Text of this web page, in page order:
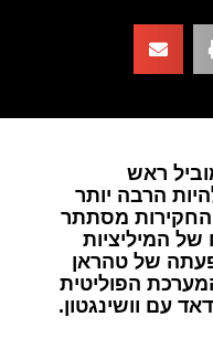
ראש
הרבה יותר
מסתתר
המיליציות
של טהראן
הפוליטית
עם וושינגטון.